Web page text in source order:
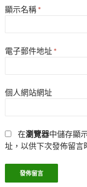
顯示名稱 *
電子郵件地址 *
個人網站網址
在瀏覽器中儲存顯
址，以供下次發佈留言